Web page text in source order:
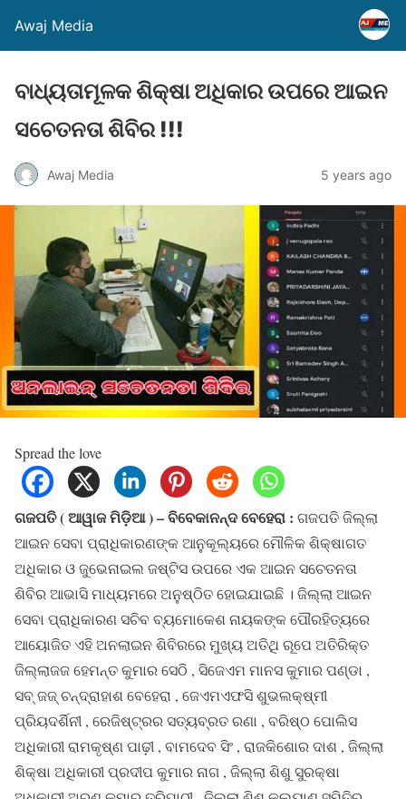
Awaj Media
ବାଧ୍ୟତାମୂଳକ ଶିକ୍ଷା ଅଧିକାର ଉପରେ ଆଇନ
ସଚେତନତା ଶିବିର !!!
Awaj Media 5 years ago
Spread the love
ଗଜପତି ( ଆୱାଜ ମିଡ଼ିଆ ) – ବିବେକାନନ୍ଦ ବେହେରା : ଗଜପତି ଜିଲ୍ଲା
ଆଇନ ସେବା ପ୍ରାଧିକାରଣଙ୍କ ଆନୁକୂଲ୍ୟରେ ମୌଳିକ ଶିକ୍ଷାଗତ
ଅଧିକାର ଓ ଜୁଭେନାଇଲ ଜଷ୍ଟିସ ଉପରେ ଏକ ଆଇନ ସଚେତନତା
ଶିବିର ଆଭାସି ମାଧ୍ୟମରେ ଅନୁଷ୍ଠିତ ହୋଇଯାଇଛି । ଜିଲ୍ଲା ଆଇନ
ସେବା ପ୍ରାଧିକାରଣ ସଚିବ ବ୍ୟମୋକେଶ ନାୟକଙ୍କ ପୌରହିତ୍ୟରେ
ଆୟୋଜିତ ଏହି ଅନଲାଇନ ଶିବିରରେ ମୁଖ୍ୟ ଅତିଥି ରୂପେ ଅତିରିକ୍ତ
ଜିଲ୍ଲାଜଜ ହେମନ୍ତ କୁମାର ସେଠି , ସିଜେଏମ ମାନସ କୁମାର ପଣ୍ଡା ,
ସବ୍ ଜଜ୍ ଚନ୍ଦ୍ରାହାଶ ବେହେରା , ଜେଏମଏଫସି ଶୁଭଲକ୍ଷ୍ମୀ
ପ୍ରିୟଦର୍ଶିନୀ , ରେଜିଷ୍ଟ୍ରର ସତ୍ୟବ୍ରତ ରଣା , ବରିଷ୍ଠ ପୋଲିସ
ଅଧିକାରୀ ରାମକୃଷ୍ଣ ପାଢ଼ୀ , ବାମଦେବ ସିଂ , ରାଜକିଶୋର ଦାଶ , ଜିଲ୍ଲା
ଶିକ୍ଷା ଅଧିକାରୀ ପ୍ରଦୀପ କୁମାର ନାଗ , ଜିଲ୍ଲା ଶିଶୁ ସୁରକ୍ଷା